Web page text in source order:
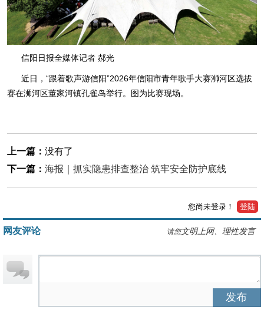
信阳日报全媒体记者 郝光
近日，“跟着歌声游信阳”2026年信阳市青年歌手大赛浉河区选拔
赛在浉河区董家河镇孔雀岛举行。图为比赛现场。
上一篇： 没有了
下一篇： 海报｜抓实隐患排查整治 筑牢安全防护底线
您尚未登录！ 登陆
请您文明上网、理性发言
网友评论
发布